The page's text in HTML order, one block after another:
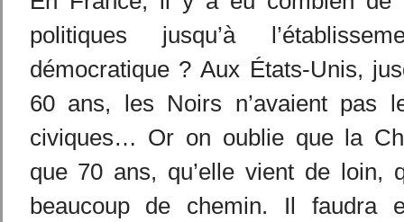
politiques jusqu’à
démocratique ? Aux États-Unis,
60 ans, les Noirs n’avaient pas
civiques… Or on oublie que la
que 70 ans, qu’elle vient de loin,
beaucoup de chemin. Il faudra